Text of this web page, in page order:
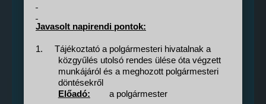
Javasolt napirendi pontok:
1.
Tájékoztató a polgármesteri hivatalnak a
közgyűlés utolsó rendes ülése óta végzett
munkájáról és a meghozott polgármesteri
döntésekről
Előadó:
a polgármester